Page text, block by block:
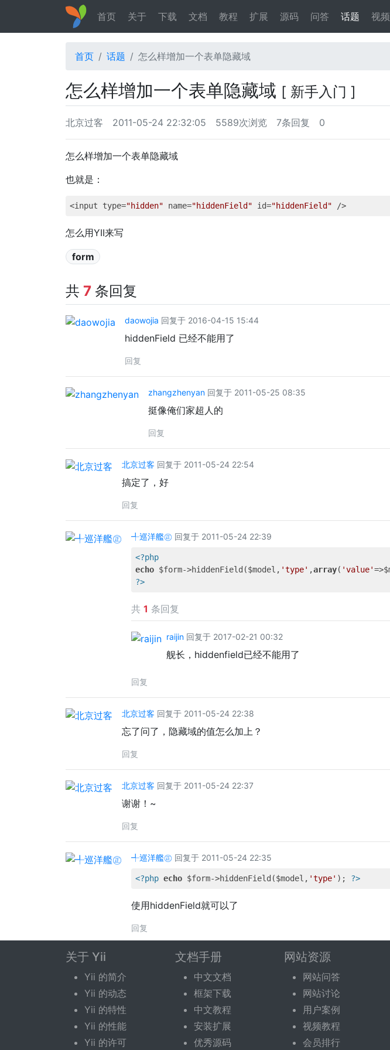
首页 关于 下载 文档 教程 扩展 源码 问答 话题 视频
首页 话题 怎么样增加一个表单隐藏域
怎么样增加一个表单隐藏域 [ 新手入门 ]
北京过客 2011-05-24 22:32:05 5589次浏览 7条回复 0
怎么样增加一个表单隐藏域
也就是：
<input type="hidden" name="hiddenField" id="hiddenField"
怎么用YII来写
form
共 7 条回复
daowojia 回复于 2016-04-15 15:44
hiddenField 已经不能用了
回复
zhangzhenyan 回复于 2011-05-25 08:35
挺像俺们家超人的
回复
北京过客 回复于 2011-05-24 22:54
搞定了，好
回复
╃巡洋艦㊣ 回复于 2011-05-24 22:39
<?php
echo $form->hiddenField($model, 'type' ,array( 'value'
?>
共 1 条回复
raijin 回复于 2017-02-21 00:32
舰长，hiddenfield已经不能用了
回复
北京过客 回复于 2011-05-24 22:38
忘了问了，隐藏域的值怎么加上？
回复
北京过客 回复于 2011-05-24 22:37
谢谢！~
回复
╃巡洋艦㊣ 回复于 2011-05-24 22:35
<?php echo $form->hiddenField($model, 'type' ); ?>
使用hiddenField就可以了
回复
回复话题
您需要登录后才可以回复。 登录| 立即注册
关于 Yii
Yii 的简介
Yii 的动态
Yii 的特性
Yii 的性能
Yii 的许可
文档手册
中文文档
框架下载
中文教程
安装扩展
优秀源码
网站资源
网站问答
网站讨论
用户案例
视频教程
会员排行